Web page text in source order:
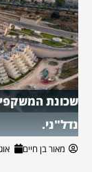
שכונת
נדל"ני.
מאור בן חיים